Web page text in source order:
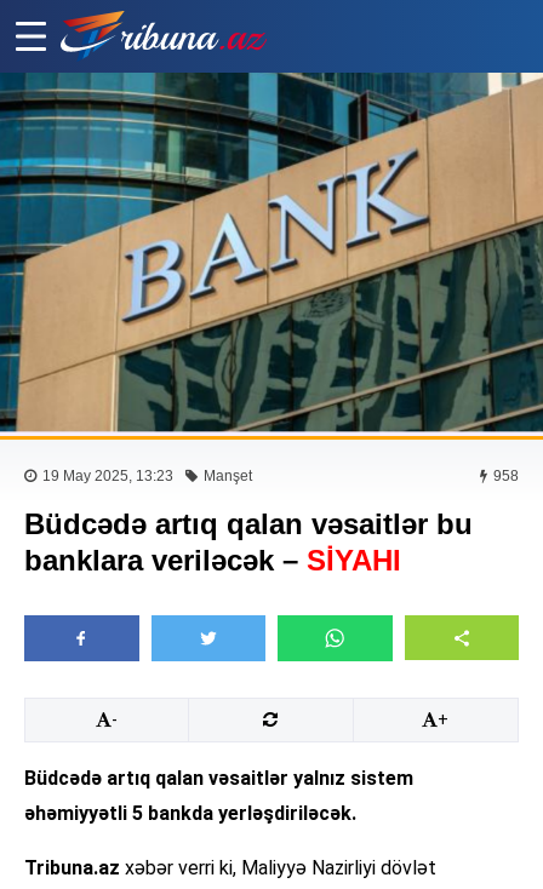
19 May 2025, 13:23 Manşet 958
Büdcədə artıq qalan vəsaitlər bu
banklara veriləcək – SİYAHI
- +
Büdcədə artıq qalan vəsaitlər yalnız sistem
əhəmiyyətli 5 bankda yerləşdiriləcək.
Tribuna.az xəbər verri ki, Maliyyə Nazirliyi dövlət